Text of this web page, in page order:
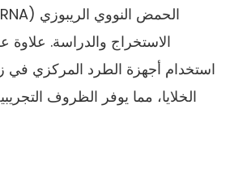
الاستخراج والدراسة. علاوة
استخدام أجهزة الطرد المركزي في
الخلايا، مما يوفر الظروف